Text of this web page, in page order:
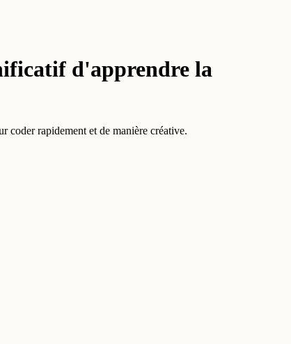
d'apprendre la
rapidement et de manière créative.